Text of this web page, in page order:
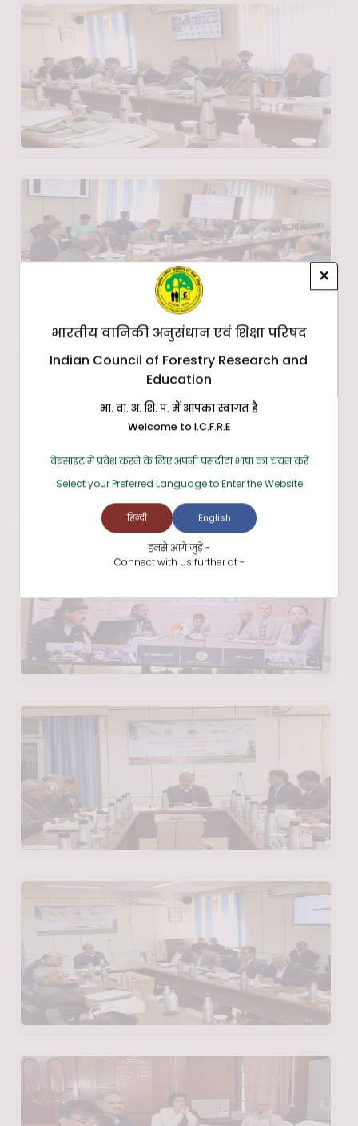
×
भारतीय वानिकी अनुसंधान एवं शिक्षा परिषद
Indian Council of Forestry Research and
Education
भा. वा. अ. शि. प. में आपका स्वागत है
Welcome to I.C.F.R.E
वेबसाइट में प्रवेश करने के लिए अपनी पसंदीदा भाषा का चयन करें
Select your Preferred Language to Enter the Website
हिन्दी English
हमसे आगे जुड़ें -
Connect with us further at -